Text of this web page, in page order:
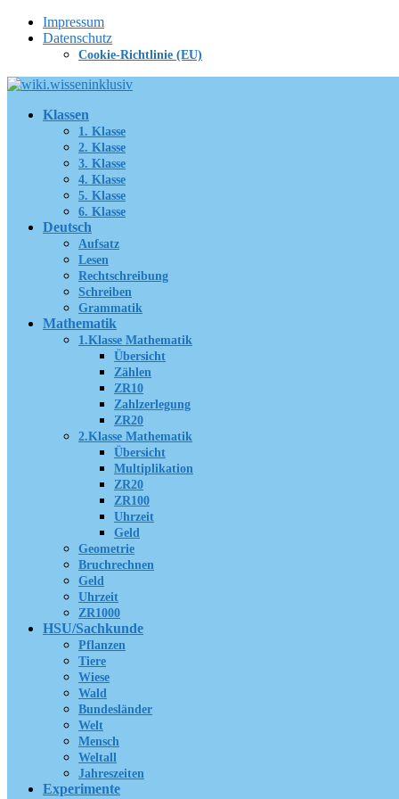
Zum
Inhalt
Impressum
Datenschutz
Cookie-Richtlinie (EU)
Klassen
1. Klasse
2. Klasse
3. Klasse
4. Klasse
5. Klasse
6. Klasse
Deutsch
Aufsatz
Lesen
Rechtschreibung
Schreiben
Grammatik
Mathematik
1.Klasse Mathematik
Übersicht
Zählen
ZR10
Zahlzerlegung
ZR20
2.Klasse Mathematik
Übersicht
Multiplikation
ZR20
ZR100
Uhrzeit
Geld
Geometrie
Bruchrechnen
Geld
Uhrzeit
ZR1000
HSU/Sachkunde
Pflanzen
Tiere
Wiese
Wald
Bundesländer
Welt
Mensch
Weltall
Jahreszeiten
Experimente